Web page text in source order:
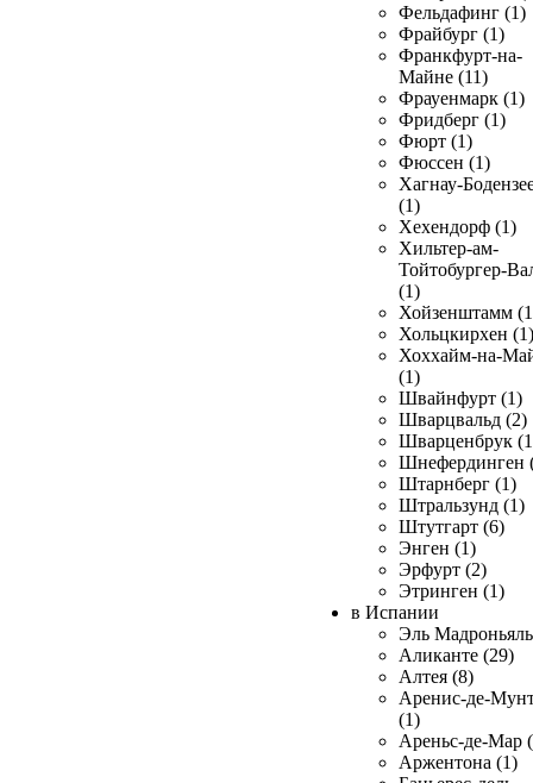
Фельдафинг (1)
Фрайбург (1)
Франкфурт-на-
Майне (11)
Фрауенмарк (1)
Фридберг (1)
Фюрт (1)
Фюссен (1)
Хагнау-
(1)
Хехендорф (1)
Хильтер-ам-
Тойтобургер-
(1)
Хойзенштамм
Хольцкирхен (1)
Хоххайм-на-
(1)
Швайнфурт (1)
Шварцвальд (2)
Шварценбрук
Шнефердинген
Штарнберг (1)
Штральзунд (1)
Штутгарт (6)
Энген (1)
Эрфурт (2)
Этринген (1)
в Испании
Эль
Аликанте (29)
Алтея (8)
Аренис-де-
(1)
Ареньс-де-Мар
Аржентона (1)